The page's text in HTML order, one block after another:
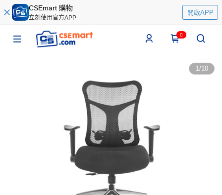
CSEmart 購物
立刻使用官方APP
開啟APP
0
1/10